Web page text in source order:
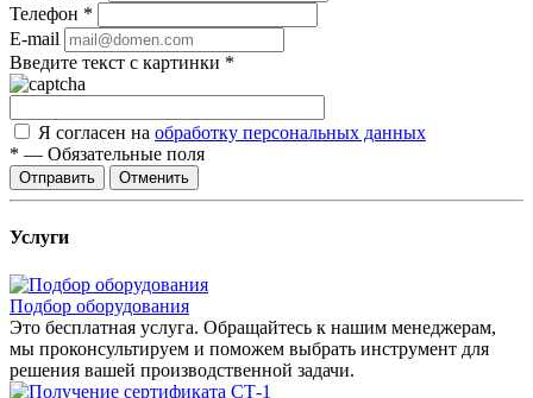
Телефон *
E-mail
Введите текст с картинки *
Я согласен на обработку персональных данных
* — Обязательные поля
Отправить Отменить
Услуги
Подбор оборудования
Это бесплатная услуга. Обращайтесь к нашим менеджерам,
мы проконсультируем и поможем выбрать инструмент для
решения вашей производственной задачи.